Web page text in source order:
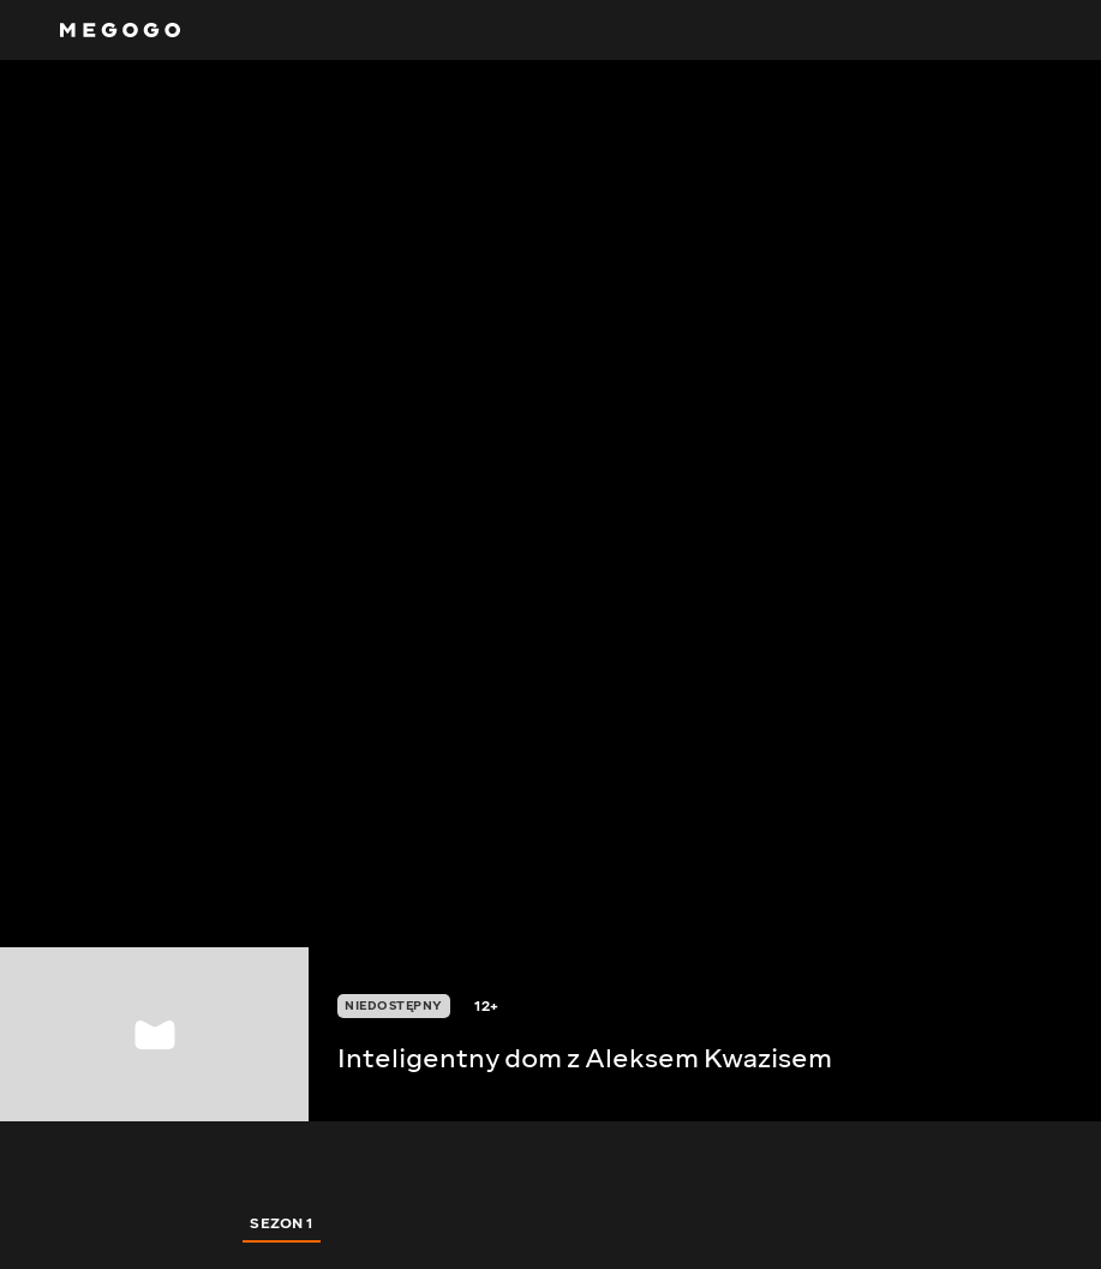
NIEDOSTĘPNY 12+
Inteligentny dom z Aleksem Kwazisem
SEZON 1